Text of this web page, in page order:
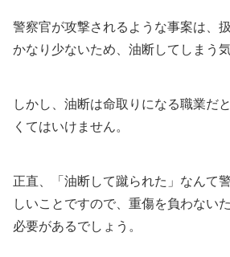
警察官が攻撃されるような事案は、
かなり少ないため、油断してしまう
しかし、油断は命取りになる職業だ
くてはいけません。
正直、「油断して蹴られた」なんて
しいことですので、重傷を負わない
必要があるでしょう。